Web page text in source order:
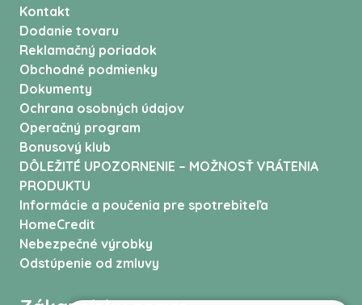
Kontakt
Dodanie tovaru
Reklamačný poriadok
Obchodné podmienky
Dokumenty
Ochrana osobných údajov
Operačný program
Bonusový klub
DÔLEŽITÉ UPOZORNENIE – MOŽNOSŤ VRÁTENIA
PRODUKTU
Informácie a poučenia pre spotrebiteľa
HomeCredit
Nebezpečné výrobky
Odstúpenie od zmluvy